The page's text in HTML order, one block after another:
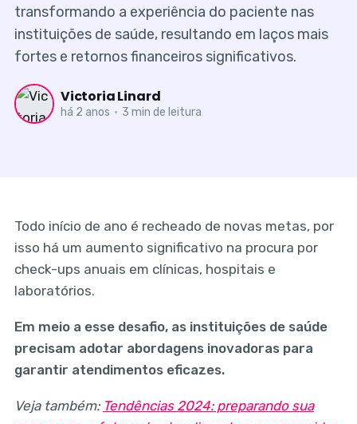
transformando a experiência do paciente nas
instituições de saúde, resultando em laços mais
fortes e retornos financeiros significativos.
Victoria Linard
há 2 anos • 3 min de leitura
Todo início de ano é recheado de novas metas, por
isso há um aumento significativo na procura por
check-ups anuais em clínicas, hospitais e
laboratórios.
Em meio a esse desafio, as instituições de saúde
precisam adotar abordagens inovadoras para
garantir atendimentos eficazes.
Veja também: Tendências 2024: preparando sua